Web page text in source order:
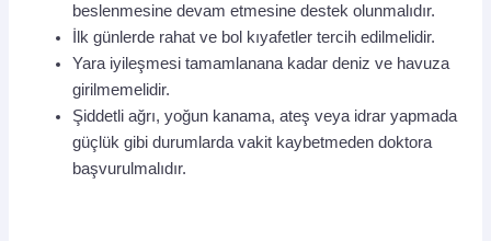
beslenmesine devam etmesine destek olunmalıdır.
İlk günlerde rahat ve bol kıyafetler tercih edilmelidir.
Yara iyileşmesi tamamlanana kadar deniz ve havuza
girilmemelidir.
Şiddetli ağrı, yoğun kanama, ateş veya idrar yapmada
güçlük gibi durumlarda vakit kaybetmeden doktora
başvurulmalıdır.